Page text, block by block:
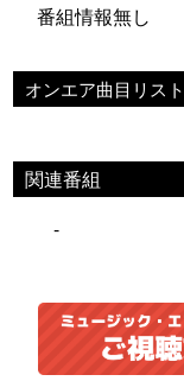
番組情報無し
オンエア曲目リスト
関連番組
-